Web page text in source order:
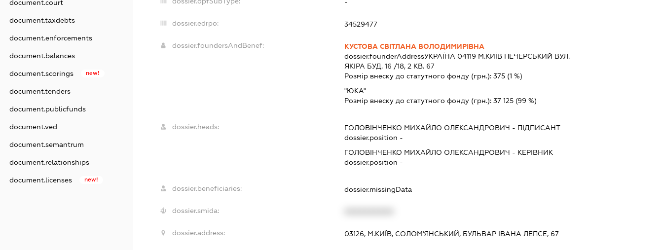
document.court
document.taxdebts
document.enforcements
document.balances
document.scorings new!
document.tenders
document.publicfunds
document.ved
document.semantrum
document.relationships
document.licenses new!
-
dossier.edrpo: 34529477
dossier.foundersAndBenef:
КУСТОВА СВІТЛАНА ВОЛОДИМИРІВНА
dossier.founderAddressУКРАЇНА 04119 М.КИЇВ ПЕЧЕРСЬКИЙ ВУЛ.
ЯКІРА БУД. 16 /18, 2 КВ. 67
Розмір внеску до статутного фонду (грн.): 375(1 %)
"ЮКА"
Розмір внеску до статутного фонду (грн.): 37 125(99 %)
dossier.heads: ГОЛОВІНЧЕНКО МИХАЙЛО ОЛЕКСАНДРОВИЧ - ПІДПИСАНТ
dossier.position -
ГОЛОВІНЧЕНКО МИХАЙЛО ОЛЕКСАНДРОВИЧ - КЕРІВНИК
dossier.position -
dossier.beneficiaries: dossier.missingData
dossier.smida:
dossier.address: 03126, М.КИЇВ, СОЛОМ'ЯНСЬКИЙ, БУЛЬВАР ІВАНА ЛЕПСЕ, 67